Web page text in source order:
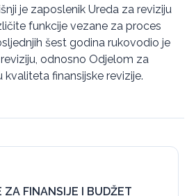
je zaposlenik Ureda za reviziju
funkcije vezane za proces
šest godina rukovodio je
odnosno Odjelom za
finansijske revizije.
ZA FINANSIJE I BUDŽET